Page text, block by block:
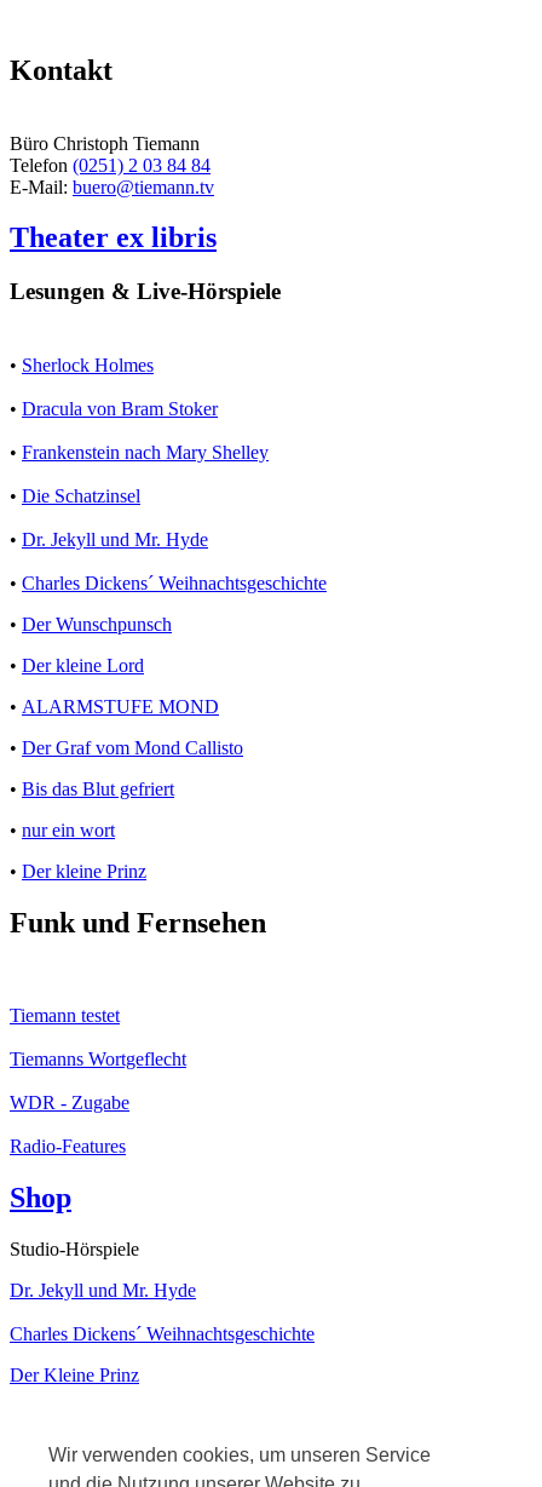
Wir verwenden cookies, um unseren Service
Kontakt
Büro Christoph Tiemann
Telefon (0251) 2 03 84 84
E-Mail: buero@tiemann.tv
Theater ex libris
Lesungen & Live-Hörspiele
• Sherlock Holmes
• Dracula von Bram Stoker
• Frankenstein nach Mary Shelley
• Die Schatzinsel
• Dr. Jekyll und Mr. Hyde
• Charles Dickens´ Weihnachtsgeschichte
• Der Wunschpunsch
• Der kleine Lord
• ALARMSTUFE MOND
• Der Graf vom Mond Callisto
• Bis das Blut gefriert
• nur ein wort
• Der kleine Prinz
Funk und Fernsehen
Tiemann testet
Tiemanns Wortgeflecht
WDR - Zugabe
Radio-Features
Shop
Studio-Hörspiele
Dr. Jekyll und Mr. Hyde
Charles Dickens´ Weihnachtsgeschichte
Der Kleine Prinz